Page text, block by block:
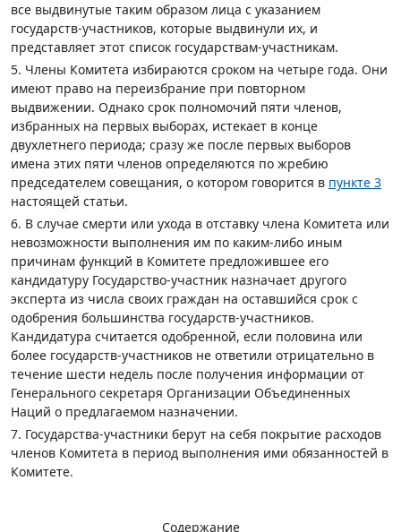
все выдвинутые таким образом лица с указанием
государств-участников, которые выдвинули их, и
представляет этот список государствам-участникам.
5. Члены Комитета избираются сроком на четыре года. Они
имеют право на переизбрание при повторном
выдвижении. Однако срок полномочий пяти членов,
избранных на первых выборах, истекает в конце
двухлетнего периода; сразу же после первых выборов
имена этих пяти членов определяются по жребию
председателем совещания, о котором говорится в пункте 3
настоящей статьи.
6. В случае смерти или ухода в отставку члена Комитета или
невозможности выполнения им по каким-либо иным
причинам функций в Комитете предложившее его
кандидатуру Государство-участник назначает другого
эксперта из числа своих граждан на оставшийся срок с
одобрения большинства государств-участников.
Кандидатура считается одобренной, если половина или
более государств-участников не ответили отрицательно в
течение шести недель после получения информации от
Генерального секретаря Организации Объединенных
Наций о предлагаемом назначении.
7. Государства-участники берут на себя покрытие расходов
членов Комитета в период выполнения ими обязанностей в
Комитете.
Содержание